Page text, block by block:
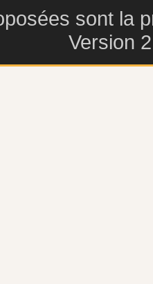
sont la
Version